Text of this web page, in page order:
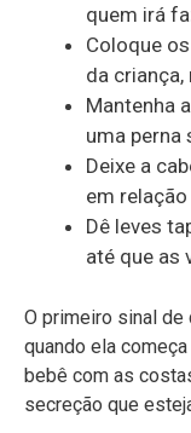
quem irá
Coloque
da
Mantenha
uma perna
Deixe a
em
Dê leves
até que as
O primeiro sinal de
quando ela
bebê com as
secreção que